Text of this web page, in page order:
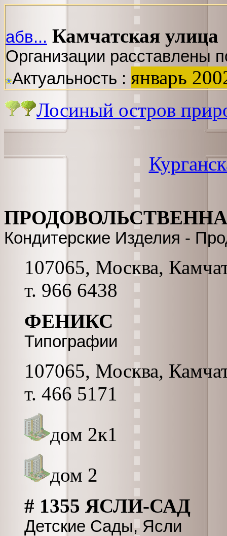
абв... Камчатская улица
Организации расставлены
Актуальность : январь
Лосиный остров
Кондитерские Изделия -
107065, Москва,
т. 966 6438
ФЕНИКС
Типографии
107065, Москва,
т. 466 5171
дом 2к1
дом 2
# 1355 ЯСЛИ-САД
Детские Сады, Ясли